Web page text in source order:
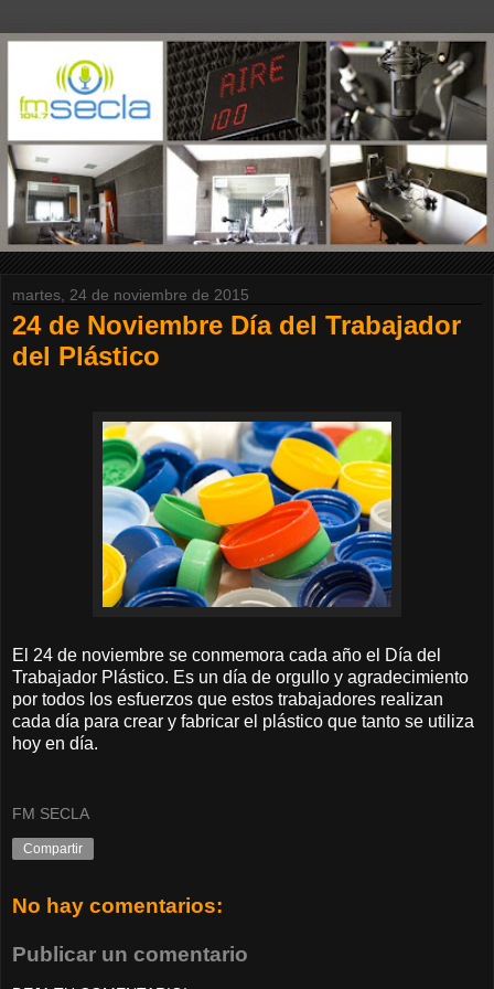
martes, 24 de noviembre de 2015
24 de Noviembre Día del Trabajador
del Plástico
El 24 de noviembre se conmemora cada año el Día del
Trabajador Plástico. Es un día de orgullo y agradecimiento
por todos los esfuerzos que estos trabajadores realizan
cada día para crear y fabricar el plástico que tanto se utiliza
hoy en día.
FM SECLA
Compartir
No hay comentarios:
Publicar un comentario